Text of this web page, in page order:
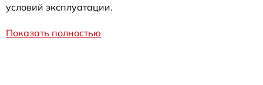
условий эксплуатации.
Показать полностью